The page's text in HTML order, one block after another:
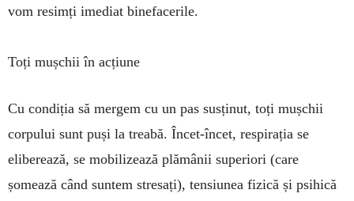
vom resimți imediat binefacerile.
Toți mușchii în acțiune
Cu condiția să mergem cu un pas susținut, toți mușchii
corpului sunt puși la treabă. În­cet-încet, res­pirația se
eliberează, se mobilizează plămânii su­pe­riori (care
șomează când suntem stre­sați), tensiunea fizică și psi­hică